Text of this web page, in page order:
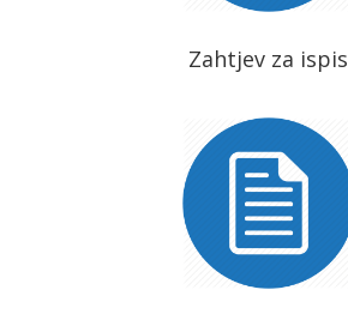
Zahtjev za ispis